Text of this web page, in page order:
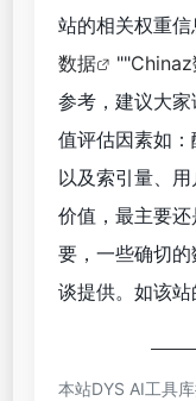
站的相关权重
数据
""Chinaz
参考，建议大
值评估因素如
以及索引量、
价值，最主要
要，一些确切
谈提供。如该站
本站DYS AI工具